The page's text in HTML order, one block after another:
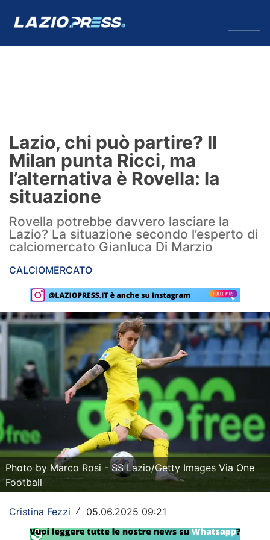
Formello
Infortuni
Primavera
Calciomercato
Rassegna Lazio
Social
Calcio
Serie A
Champions League
Europa League
Altri Sport
Formula 1
Vela
Lazio, chi può partire? Il
Milan punta Ricci, ma
l’alternativa è Rovella: la
situazione
Rovella potrebbe davvero lasciare la
Lazio? La situazione secondo l’esperto di
calciomercato Gianluca Di Marzio
CALCIOMERCATO
Photo by Marco Rosi - SS Lazio/Getty Images Via One
Football
Cristina Fezzi / 05.06.2025 09:21